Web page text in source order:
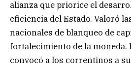
alianza que priorice el
eficiencia del Estado. Valoró
nacionales de blanqueo de
fortalecimiento de la moneda.
convocó a los correntinos a